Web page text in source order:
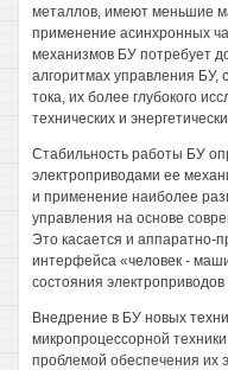
металлов, имеют меньшие
применение асинхронных
механизмов БУ потребует
алгоритмах управления БУ,
тока, их более глубокого
технических и
Стабильность работы БУ
электроприводами ее
и применение наиболее
управления на основе
Это касается и аппаратно-
интерфейса «человек -
состояния электроприводов
Внедрение в БУ новых
микропроцессорной
проблемой обеспечения их